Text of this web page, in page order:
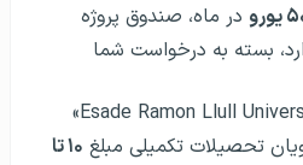
در ماه، صندوق پروژه
بسته به درخواست شما
بورسیه دانشگاه «Esade Ramon Llull University»
تحصیلات تکمیلی مبلغ
۱۰ تا